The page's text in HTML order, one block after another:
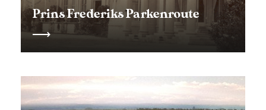
Prins Frederiks Parkenroute